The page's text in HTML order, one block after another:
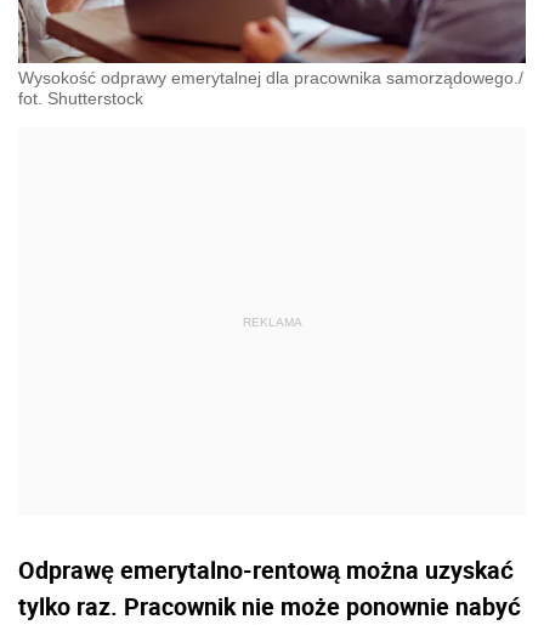
Wysokość odprawy emerytalnej dla pracownika samorządowego./
fot. Shutterstock
Odprawę emerytalno-rentową można uzyskać
tylko raz. Pracownik nie może ponownie nabyć